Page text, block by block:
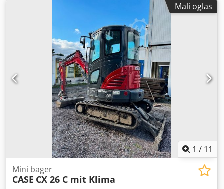
Mali oglas
1 / 11
Mini bager
CASE CX 26 C mit Klima